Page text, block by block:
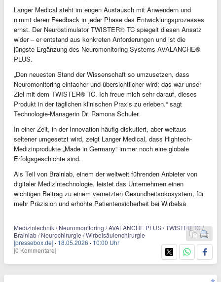
Langer Medical steht im engen Austausch mit Anwendern und
nimmt deren Feedback in jeder Phase des Entwicklungsprozesses
ernst. Der Neurostimulator TWISTER® TC spiegelt diesen Ansatz
wider – er entstand aus konkreten Anforderungen und ist die
jüngste Ergänzung des Neuromonitoring-Systems AVALANCHE®
PLUS.
„Den neuesten Stand der Wissenschaft so umzusetzen, dass
Neuromonitoring einfacher und übersichtlicher wird: das war unser
Ziel mit dem TWISTER® TC. Ich freue mich sehr darauf, dieses
Produkt in der täglichen klinischen Praxis zu erleben.“ sagt
Technologie-Managerin Dr. Ramona Schuler.
In einer Zeit, in der Innovation häufig diskutiert, aber weitaus
seltener umgesetzt wird, zeigt Langer Medical, dass Hightech-
Medizinprodukte „Made in Germany“ immer noch eine globale
Erfolgsgeschichte sind.
Als Teil von Brainlab, einem der weltweit führenden Anbieter von
digitaler Medizintechnologie, leistet das Unternehmen einen
wichtigen Beitrag zu einem vernetzten Gesundheitsökosystem, für
mehr Präzision und erhöhte Patientensicherheit bei Wirbelsä
Medizintechnik / Neuromonitoring / AVALANCHE PLUS / TWISTER TC /
Brainlab / Neurochirurgie / Wirbelsäulenchirurgie
[pressebox.de] · 18.05.2026 · 10:00 Uhr
[0 Kommentare]